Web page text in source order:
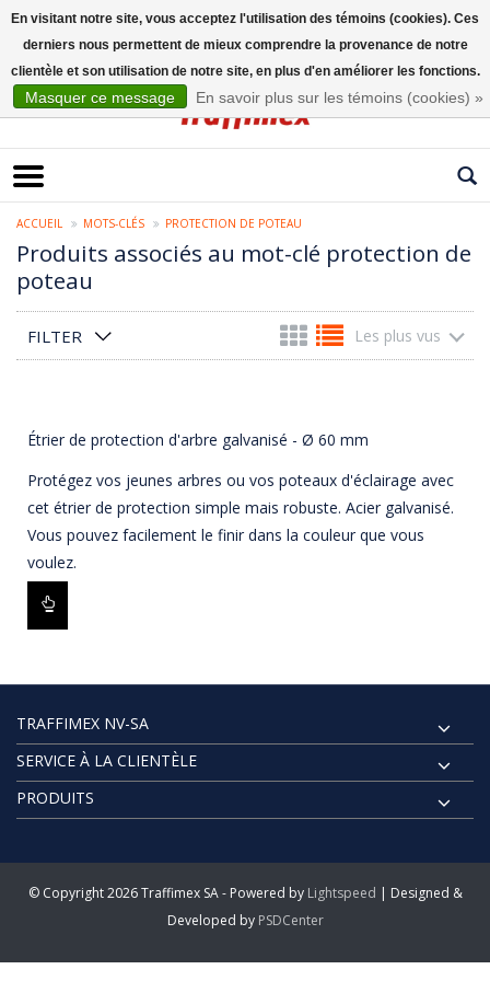
ACCUEIL MOTS-CLÉS PROTECTION DE POTEAU
Produits associés au mot-clé protection de
poteau
FILTER Les plus vus
Étrier de protection d'arbre galvanisé - Ø 60 mm
Protégez vos jeunes arbres ou vos poteaux d'éclairage avec
cet étrier de protection simple mais robuste. Acier galvanisé.
Vous pouvez facilement le finir dans la couleur que vous
voulez.
TRAFFIMEX NV-SA
SERVICE À LA CLIENTÈLE
PRODUITS
© Copyright 2026 Traffimex SA - Powered by Lightspeed | Designed &
Developed by PSDCenter
En visitant notre site, vous acceptez l'utilisation des témoins (cookies). Ces
derniers nous permettent de mieux comprendre la provenance de notre
clientèle et son utilisation de notre site, en plus d'en améliorer les fonctions.
Masquer ce message En savoir plus sur les témoins (cookies) »